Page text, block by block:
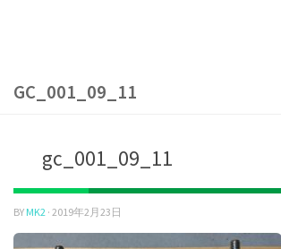
GC_001_09_11
gc_001_09_11
BY MK2 · 2019年2月23日